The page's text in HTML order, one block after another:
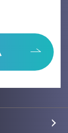
供を目指す為の
いない場合に